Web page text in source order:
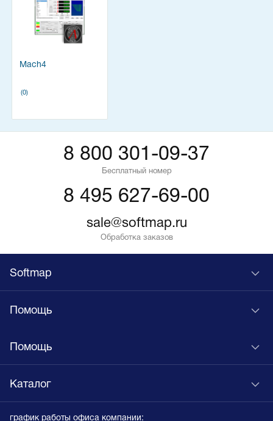
Mach4
(0)
8 800 301-09-37
Бесплатный номер
8 495 627-69-00
sale@softmap.ru
Обработка заказов
Softmap
Помощь
Помощь
Каталог
график работы офиса компании: